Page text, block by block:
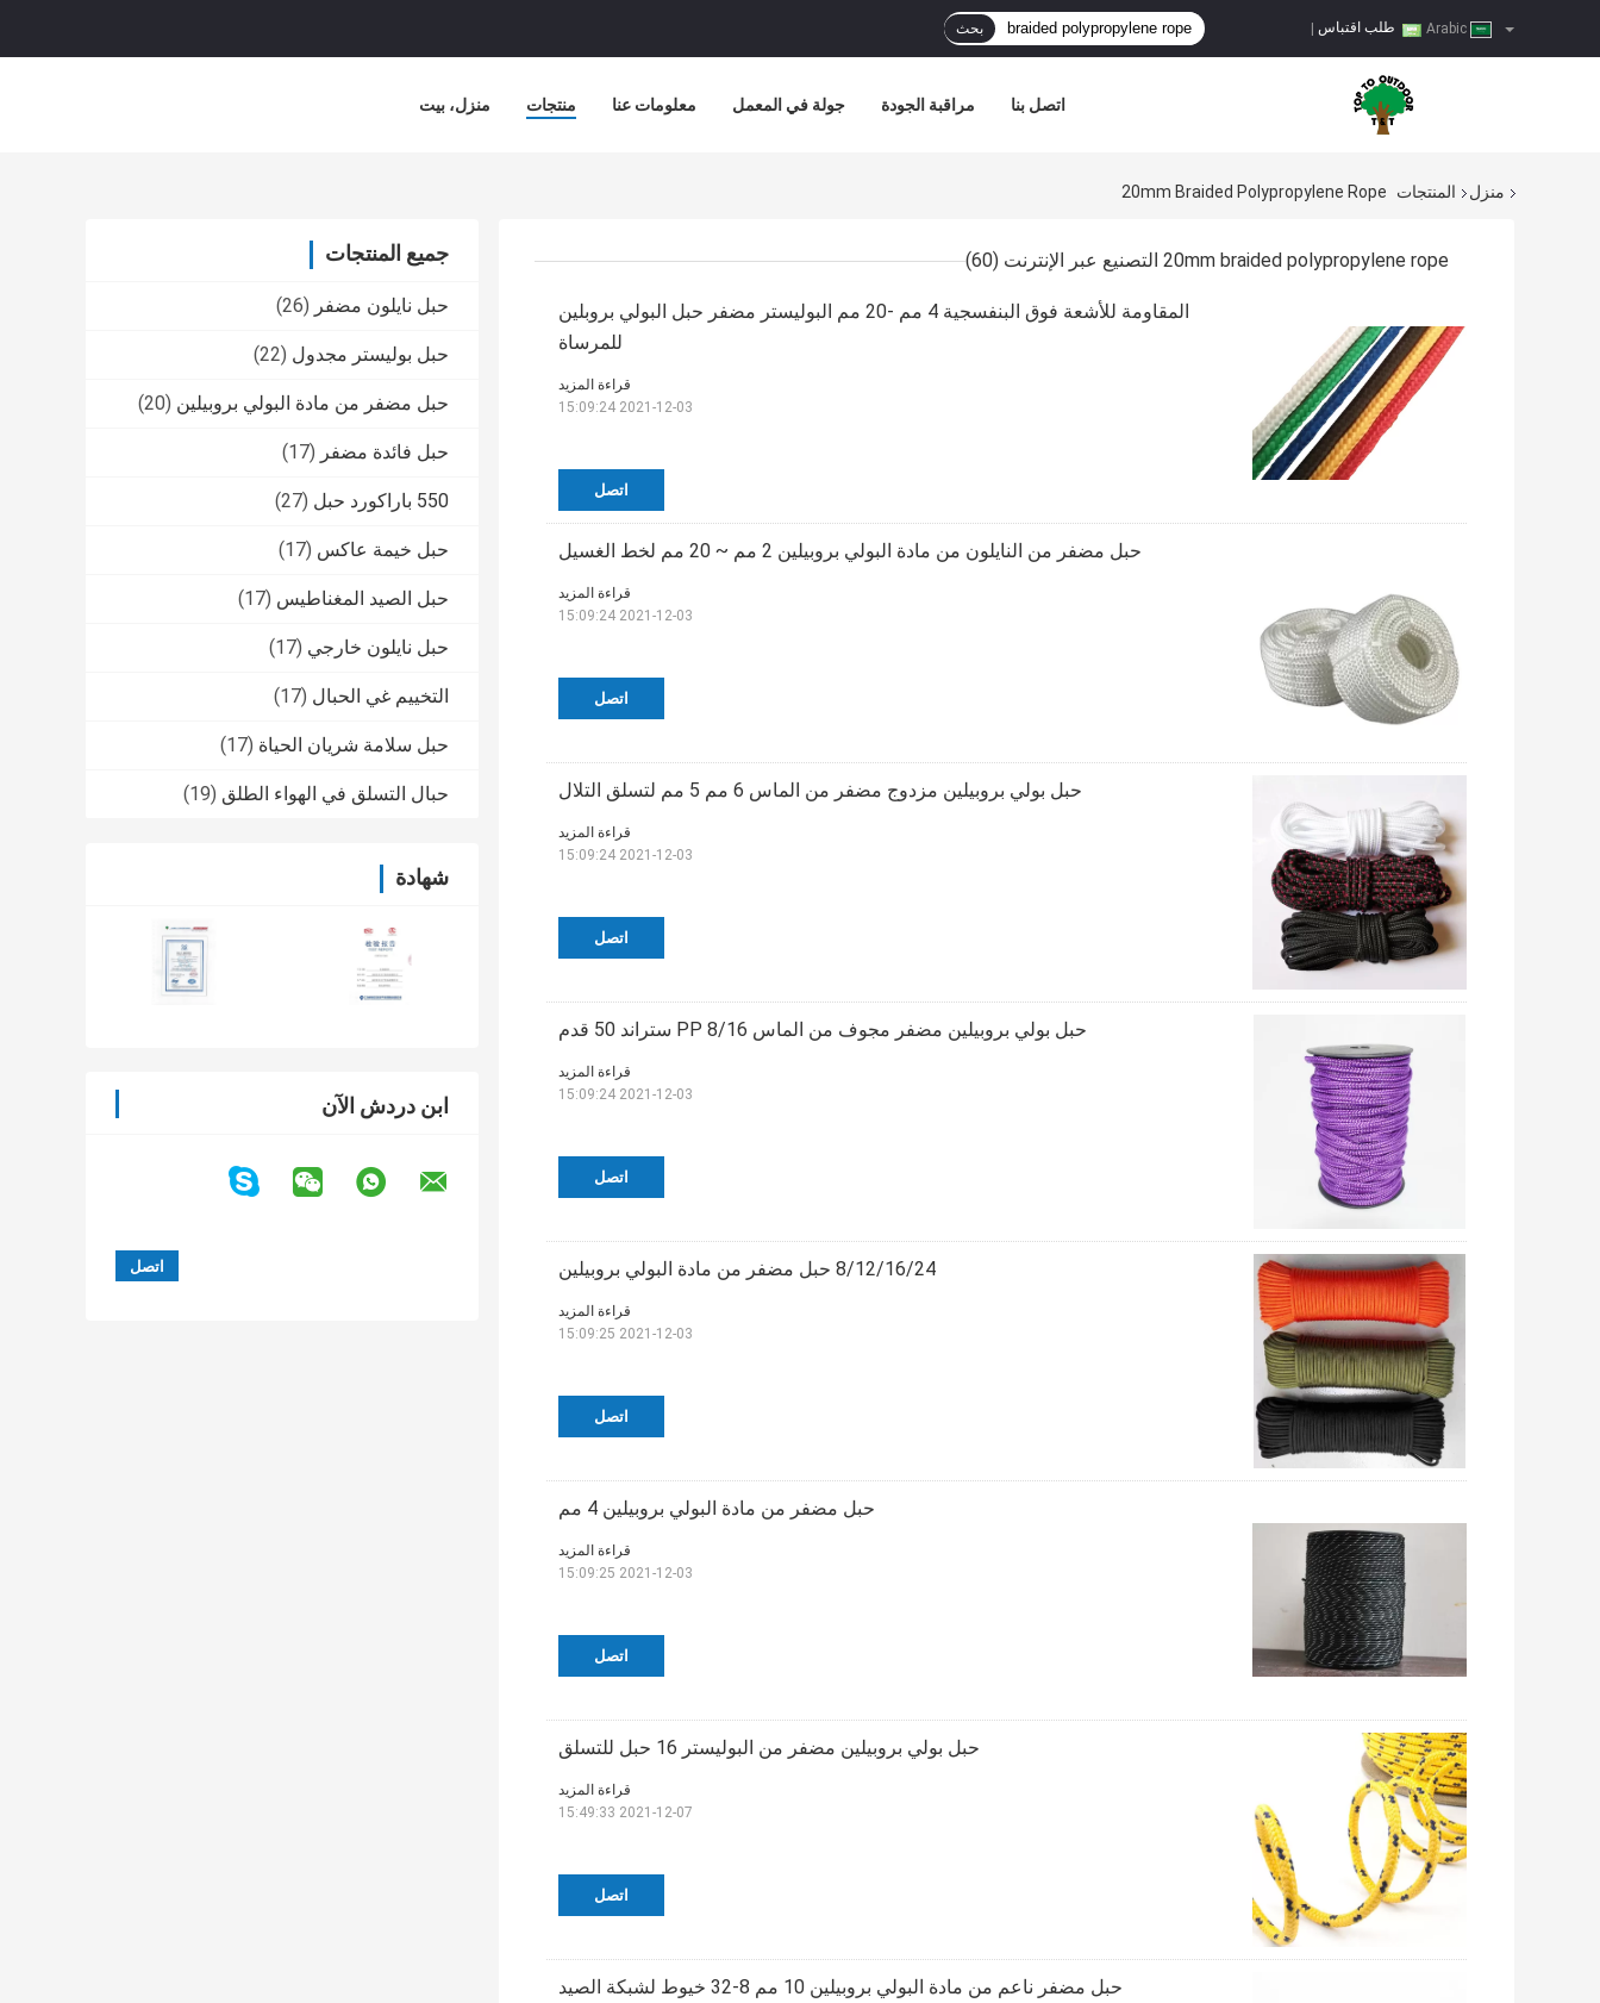
طلب اقتباس بحث
منزل، بيت منتجات معلومات عنا جولة في المعمل مراقبة الجودة اتصل بنا
منزل المنتجات 20mm Braided Polypropylene Rope
جميع المنتجات
حبل نايلون مضفر (26)
حبل بوليستر مجدول (22)
حبل مضفر من مادة البولي بروبيلين (20)
حبل فائدة مضفر (17)
550 باراكورد حبل (27)
حبل خيمة عاكس (17)
حبل الصيد المغناطيس (17)
حبل نايلون خارجي (17)
التخييم غي الحبال (17)
حبل سلامة شريان الحياة (17)
حبال التسلق في الهواء الطلق (19)
شهادة
ابن دردش الآن
20mm braided polypropylene rope التصنيع عبر الإنترنت (60)
المقاومة للأشعة فوق البنفسجية 4 مم -20 مم البوليستر مضفر حبل البولي بروبلين
للمرساة
اتصل
قراءة المزيد
2021-12-03 15:09:24
حبل مضفر من النايلون من مادة البولي بروبيلين 2 مم ~ 20 مم لخط الغسيل
اتصل
قراءة المزيد
2021-12-03 15:09:24
حبل بولي بروبيلين مزدوج مضفر من الماس 6 مم 5 مم لتسلق التلال
اتصل
قراءة المزيد
2021-12-03 15:09:24
حبل بولي بروبيلين مضفر مجوف من الماس PP 8/16 ستراند 50 قدم
اتصل
قراءة المزيد
2021-12-03 15:09:24
8/12/16/24 حبل مضفر من مادة البولي بروبيلين
اتصل
قراءة المزيد
2021-12-03 15:09:25
حبل مضفر من مادة البولي بروبيلين 4 مم
اتصل
قراءة المزيد
2021-12-03 15:09:25
حبل بولي بروبيلين مضفر من البوليستر 16 حبل للتسلق
اتصل
قراءة المزيد
2021-12-07 15:49:33
حبل مضفر ناعم من مادة البولي بروبيلين 10 مم 8-32 خيوط لشبكة الصيد